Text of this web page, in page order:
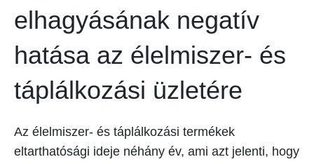
elhagyásának negatív
hatása az élelmiszer- és
táplálkozási üzletére
Az élelmiszer- és táplálkozási termékek
eltarthatósági ideje néhány év, ami azt jelenti, hogy